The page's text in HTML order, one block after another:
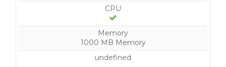
CPU
Memory
1000 MB Memory
undefined